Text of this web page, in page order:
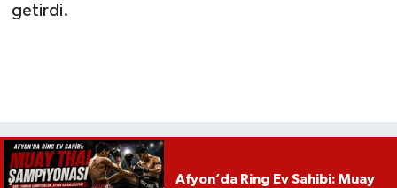
getirdi.
Afyon’da Ring Ev Sahibi: Muay